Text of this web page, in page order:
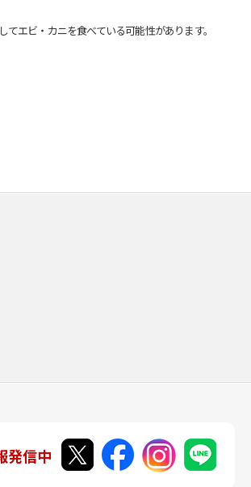
エビ・カニを食べている可能性があります。
発信中